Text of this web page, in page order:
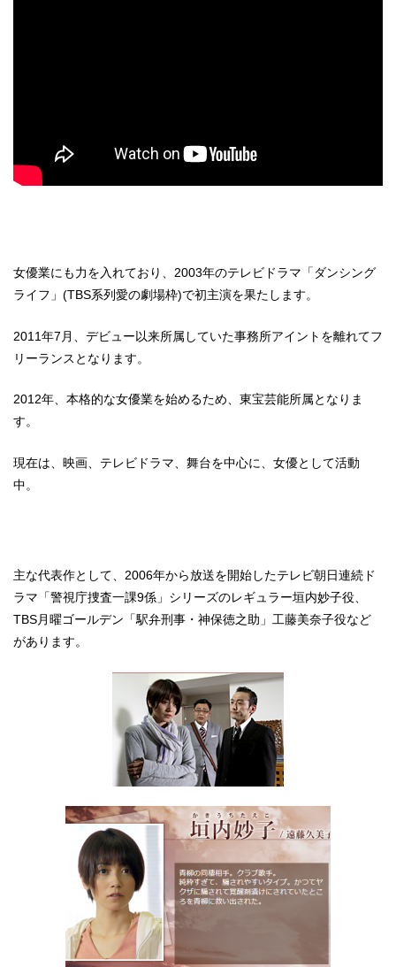
女優業にも力を入れており、2003年のテレビドラマ「ダンシング
ライフ」(TBS系列愛の劇場枠)で初主演を果たします。
2011年7月、デビュー以来所属していた事務所アイントを離れてフ
リーランスとなります。
2012年、本格的な女優業を始めるため、東宝芸能所属となりま
す。
現在は、映画、テレビドラマ、舞台を中心に、女優として活動
中。
主な代表作として、2006年から放送を開始したテレビ朝日連続ド
ラマ「警視庁捜査一課9係」シリーズのレギュラー垣内妙子役、
TBS月曜ゴールデン「駅弁刑事・神保徳之助」工藤美奈子役など
があります。